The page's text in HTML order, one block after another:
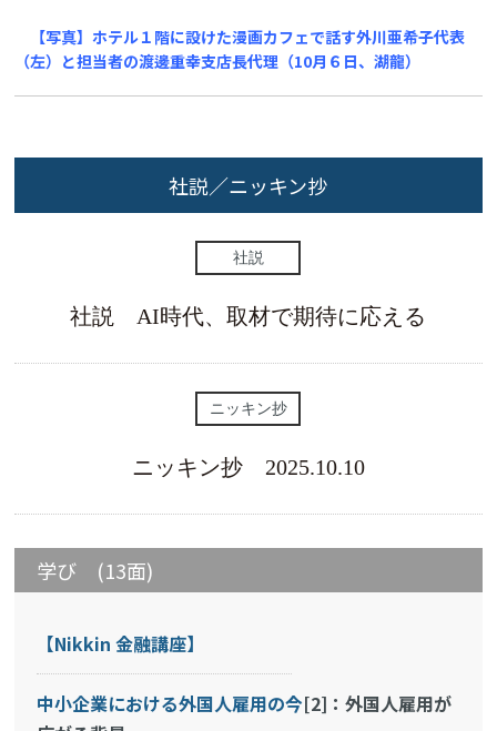
【写真】ホテル１階に設けた漫画カフェで話す外川亜希子代表
（左）と担当者の渡邊重幸支店長代理（10月６日、湖龍）
社説／ニッキン抄
社説
社説 AI時代、取材で期待に応える
ニッキン抄
ニッキン抄 2025.10.10
学び (13面)
【Nikkin 金融講座】
中小企業における外国人雇用の今[2]：外国人雇用が